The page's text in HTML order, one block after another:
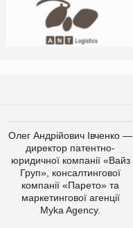
Олег Андрійович Івченко —
директор патентно-
юридичної компанії «Вайз
Груп», консалтингової
компанії «Парето» та
маркетингової агенції
Myka Agency.